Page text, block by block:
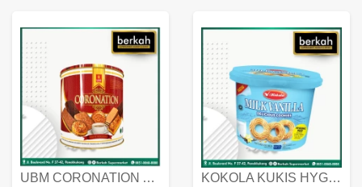
UBM CORONATION ASSORTED BISKUIT KALENG 450 GRAM KOKOLA KUKIS HYGIENIC MILK VANILLA PACK 320 GR